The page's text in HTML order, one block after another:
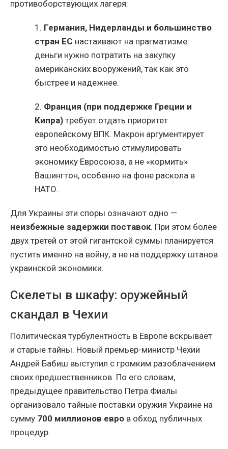
противоборствующих лагеря:
1. Германия, Нидерланды и большинство
стран ЕС настаивают на прагматизме:
деньги нужно потратить на закупку
американских вооружений, так как это
быстрее и надежнее.
2. Франция (при поддержке Греции и
Кипра) требует отдать приоритет
европейскому ВПК. Макрон аргументирует
это необходимостью стимулировать
экономику Евросоюза, а не «кормить»
Вашингтон, особенно на фоне раскола в
НАТО.
Для Украины эти споры означают одно —
неизбежные задержки поставок. При этом более
двух третей от этой гигантской суммы планируется
пустить именно на войну, а не на поддержку штанов
украинской экономики.
Скелеты в шкафу: оружейный
скандал в Чехии
Политическая турбулентность в Европе вскрывает
и старые тайны. Новый премьер-министр Чехии
Андрей Бабиш выступил с громким разоблачением
своих предшественников. По его словам,
предыдущее правительство Петра Фиалы
организовало тайные поставки оружия Украине на
сумму 700 миллионов евро в обход публичных
процедур.